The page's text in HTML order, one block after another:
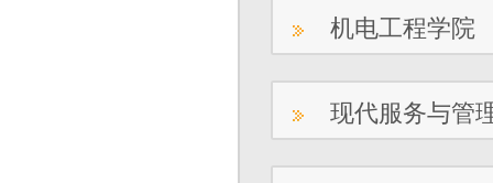
机电工程学院
现代服务与管